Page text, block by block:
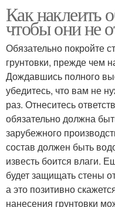
Как наклеить
чтобы они не
Обязательно покройте
грунтовки, прежде чем
Дождавшись полного
убедитесь, что вам не
раз. Отнеситесь
обязательно должна
зарубежного
состав должен быть
известь боится влаги.
будет защищать стены
а это позитивно
нанесения грунтовки